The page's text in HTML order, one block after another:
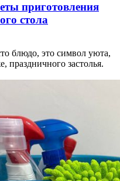
приготовления
стола
блюдо, это символ уюта,
праздничного застолья.